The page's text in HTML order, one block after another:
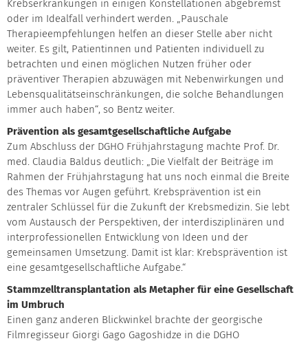
Krebserkrankungen in einigen Konstellationen abgebremst
oder im Idealfall verhindert werden. „Pauschale
Therapieempfehlungen helfen an dieser Stelle aber nicht
weiter. Es gilt, Patientinnen und Patienten individuell zu
betrachten und einen möglichen Nutzen früher oder
präventiver Therapien abzuwägen mit Nebenwirkungen und
Lebensqualitätseinschränkungen, die solche Behandlungen
immer auch haben“, so Bentz weiter.
Prävention als gesamtgesellschaftliche Aufgabe
Zum Abschluss der DGHO Frühjahrstagung machte Prof. Dr.
med. Claudia Baldus deutlich: „Die Vielfalt der Beiträge im
Rahmen der Frühjahrstagung hat uns noch einmal die Breite
des Themas vor Augen geführt. Krebsprävention ist ein
zentraler Schlüssel für die Zukunft der Krebsmedizin. Sie lebt
vom Austausch der Perspektiven, der interdisziplinären und
interprofessionellen Entwicklung von Ideen und der
gemeinsamen Umsetzung. Damit ist klar: Krebsprävention ist
eine gesamtgesellschaftliche Aufgabe.“
Stammzelltransplantation als Metapher für eine Gesellschaft
im Umbruch
Einen ganz anderen Blickwinkel brachte der georgische
Filmregisseur Giorgi Gago Gagoshidze in die DGHO